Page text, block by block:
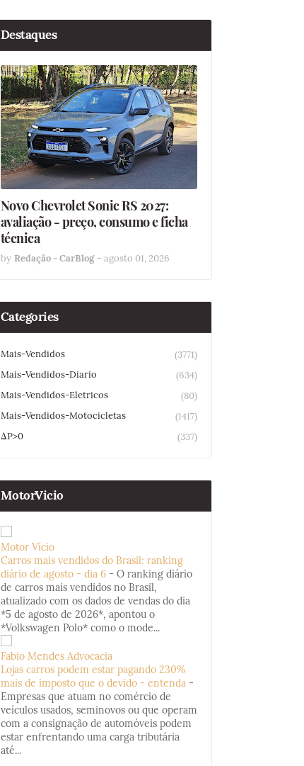
Destaques
Novo Chevrolet Sonic RS 2027:
avaliação - preço, consumo e ficha
técnica
by Redação - CarBlog - agosto 01, 2026
Categories
Mais-Vendidos
(3771)
Mais-Vendidos-Diario
(634)
Mais-Vendidos-Eletricos
(80)
Mais-Vendidos-Motocicletas
(1417)
ΔP>0
(337)
MotorVicio
Motor Vício
Carros mais vendidos do Brasil: ranking
diário de agosto - dia 6 - O ranking diário
de carros mais vendidos no Brasil,
atualizado com os dados de vendas do dia
*5 de agosto de 2026*, apontou o
*Volkswagen Polo* como o mode...
Fabio Mendes Advocacia
Lojas carros podem estar pagando 230%
mais de imposto que o devido - entenda -
Empresas que atuam no comércio de
veículos usados, seminovos ou que operam
com a consignação de automóveis podem
estar enfrentando uma carga tributária
até...